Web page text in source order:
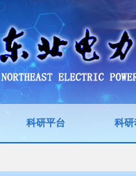
科研平台 科研